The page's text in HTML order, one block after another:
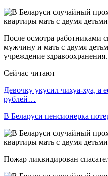
После осмотра работниками
мужчину и мать с двумя
учреждение здравоохранения.
Сейчас читают
Девочку укусил чихуа-хуа, а
рублей…
В Беларуси пенсионерка
Пожар ликвидирован